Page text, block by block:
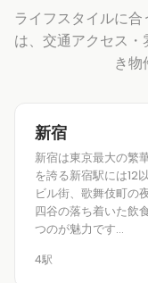
ライフスタイルに
は、交通アクセス
き物
新宿
新宿は東京最大の繁
を誇る新宿駅には12
ビル街、歌舞伎町の
四谷の落ち着いた飲
つのが魅力です…
4駅